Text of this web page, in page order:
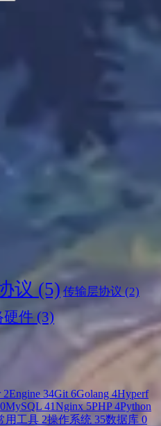
议 (5) 传输层协议 (2)
硬件 (3)
2Engine 34Git 6Golang 4Hyperf
0MySQL 41Nginx5PHP4Python
用工具 2操作系统 35数据库 0